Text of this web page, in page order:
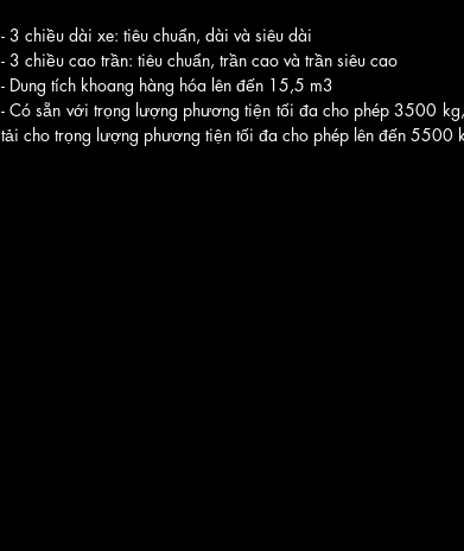
- 3 chiều dài xe: tiêu chuẩn, dài và siêu dài
- 3 chiều cao trần: tiêu chuẩn, trần cao và trần siêu cao
- Dung tích khoang hàng hóa lên đến 15,5 m3
- Có sẵn với trọng lượng phương tiện tối đa cho phép 3500
tải cho trọng lượng phương tiện tối đa cho phép lên đến 5500